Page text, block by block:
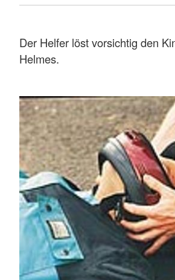
Der Helfer löst vorsichtig den
Helmes.